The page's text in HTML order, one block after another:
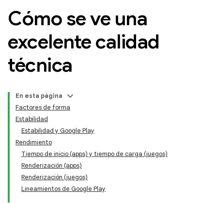
Cómo se ve una
excelente calidad
técnica
En esta página
Factores de forma
Estabilidad
Estabilidad y Google Play
Rendimiento
Tiempo de inicio (apps) y tiempo de carga (juegos)
Renderización (apps)
Renderización (juegos)
Lineamientos de Google Play